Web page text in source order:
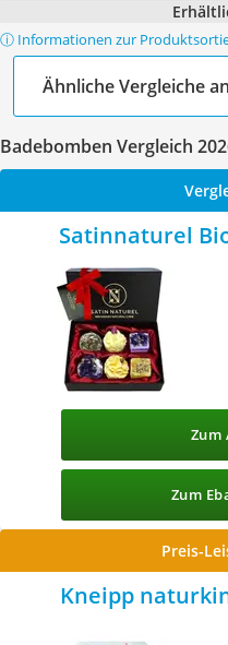
ⓘ Informationen zur
Ähnliche Vergleiche
Badebomben Vergleich
Satinnaturel
Zum
Zum
Preis-
Kneipp